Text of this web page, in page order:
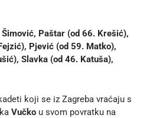
Paštar (od 66. Krešić),
Pjević (od 59. Matko),
Slavka (od 46. Katuša),
koji se iz Zagreba vraćaju s
Vučko u svom povratku na